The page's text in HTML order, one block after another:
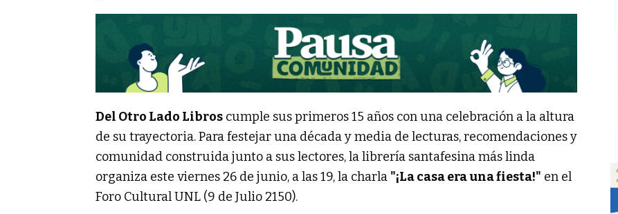
Del Otro Lado Libros cumple sus primeros 15 años con una celebración a la altura
de su trayectoria. Para festejar una década y media de lecturas, recomendaciones y
comunidad construida junto a sus lectores, la librería santafesina más linda
organiza este viernes 26 de junio, a las 19, la charla "¡La casa era una fiesta!" en el
Foro Cultural UNL (9 de Julio 2150).